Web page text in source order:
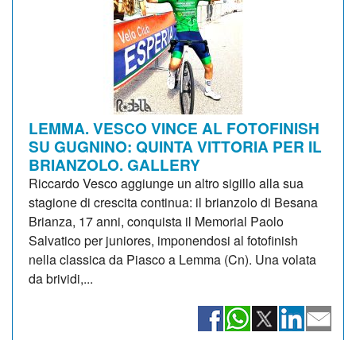
LEMMA. VESCO VINCE AL FOTOFINISH
SU GUGNINO: QUINTA VITTORIA PER IL
BRIANZOLO. GALLERY
Riccardo Vesco aggiunge un altro sigillo alla sua
stagione di crescita continua: il brianzolo di Besana
Brianza, 17 anni, conquista il Memorial Paolo
Salvatico per juniores, imponendosi al fotofinish
nella classica da Piasco a Lemma (Cn). Una volata
da brividi,...